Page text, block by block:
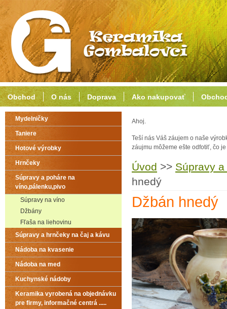
Ahoj.
Teší nás Váš záujem o naše
záujmu môžeme ešte odfotiť, čo
Úvod >> Súpravy
hnedý
Džbán hnedý
Mydelničky
Taniere
Hotové výrobky
Hrnčeky
Súpravy a poháre na
víno,pálenku,pivo
Súpravy na víno
Džbány
Fľaša na liehovinu
Súpravy a hrnčeky na čaj a kávu
Nádoba na kvasenie
Nádoba na med
Kuchynské nádoby
Keramika vyrobená na objednávku
pre firmy, informačné centrá .....
Obchod O nás Doprava Ako nakupovať